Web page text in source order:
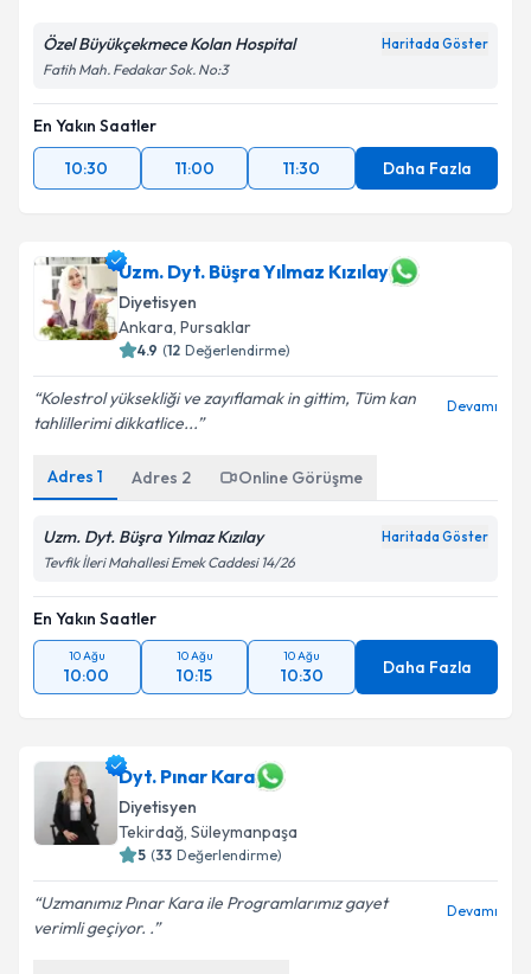
Özel Büyükçekmece Kolan Hospital Haritada Göster
Fatih Mah. Fedakar Sok. No:3
En Yakın Saatler
10:30
11:00 11:30 Daha Fazla
Uzm. Dyt. Büşra Yılmaz Kızılay
Diyetisyen
Ankara, Pursaklar
4.9 (12 Değerlendirme)
Kolestrol yüksekliği ve zayıflamak in gittim, Tüm kan
tahlillerimi dikkatlice...
Devamı
Adres 1 Adres 2 Online Görüşme
Uzm. Dyt. Büşra Yılmaz Kızılay Haritada Göster
Tevfik İleri Mahallesi Emek Caddesi 14/26
En Yakın Saatler
10 Ağu
10:00
10 Ağu
10:15
10 Ağu
10:30 Daha Fazla
Dyt. Pınar Kara
Diyetisyen
Tekirdağ, Süleymanpaşa
5 (33 Değerlendirme)
Uzmanımız Pınar Kara ile Programlarımız gayet
verimli geçiyor. .
Devamı